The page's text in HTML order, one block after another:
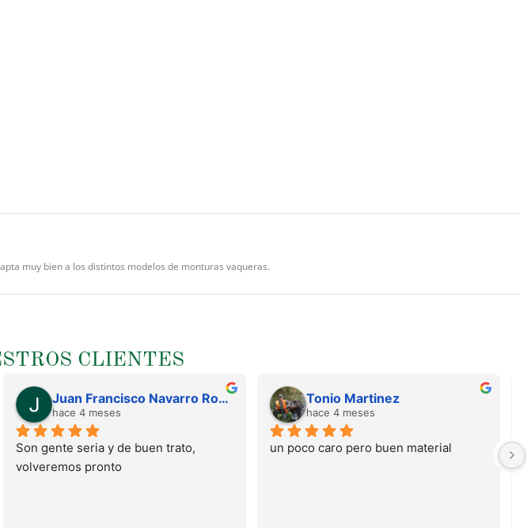
muy bien a los distintos modelos de monturas vaqueras.
CLIENTES
Juan Francisco Navarro Roman
hace 4 meses
Son gente seria y de buen trato,
volveremos pronto
Tonio Martinez
hace 4 meses
un poco caro pero buen material